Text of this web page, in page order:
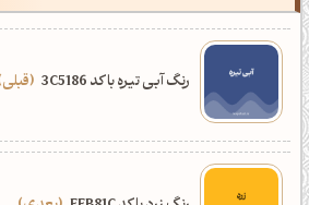
رنگ آبی تیره با کد 3C5186 قبلی